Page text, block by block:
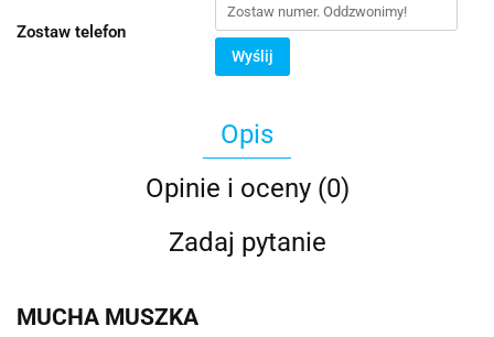
Zostaw telefon
Wyślij
Opis
Opinie i oceny (0)
Zadaj pytanie
MUCHA MUSZKA